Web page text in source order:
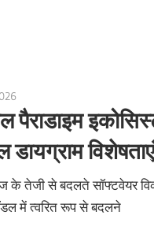
पैराडाइम
डायग्राम
के तेजी से बदलते सॉफ्टवेयर
में त्वरित रूप से बदलने